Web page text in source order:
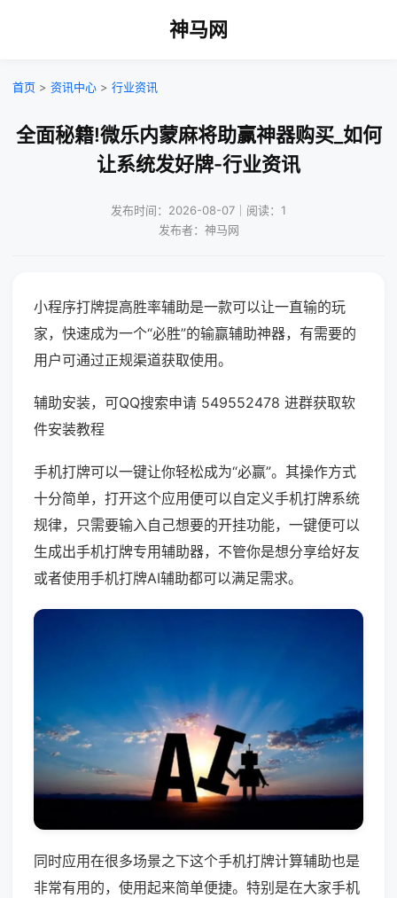
神马网
首页 > 资讯中心 > 行业资讯
全面秘籍!微乐内蒙麻将助赢神器购买_如何
让系统发好牌-行业资讯
发布时间：2026-08-07｜阅读：1
发布者：神马网
小程序打牌提高胜率辅助是一款可以让一直输的玩
家，快速成为一个“必胜”的输赢辅助神器，有需要的
用户可通过正规渠道获取使用。
辅助安装，可QQ搜索申请 549552478 进群获取软
件安装教程
手机打牌可以一键让你轻松成为“必赢”。其操作方式
十分简单，打开这个应用便可以自定义手机打牌系统
规律，只需要输入自己想要的开挂功能，一键便可以
生成出手机打牌专用辅助器，不管你是想分享给好友
或者使用手机打牌AI辅助都可以满足需求。
同时应用在很多场景之下这个手机打牌计算辅助也是
非常有用的，使用起来简单便捷。特别是在大家手机